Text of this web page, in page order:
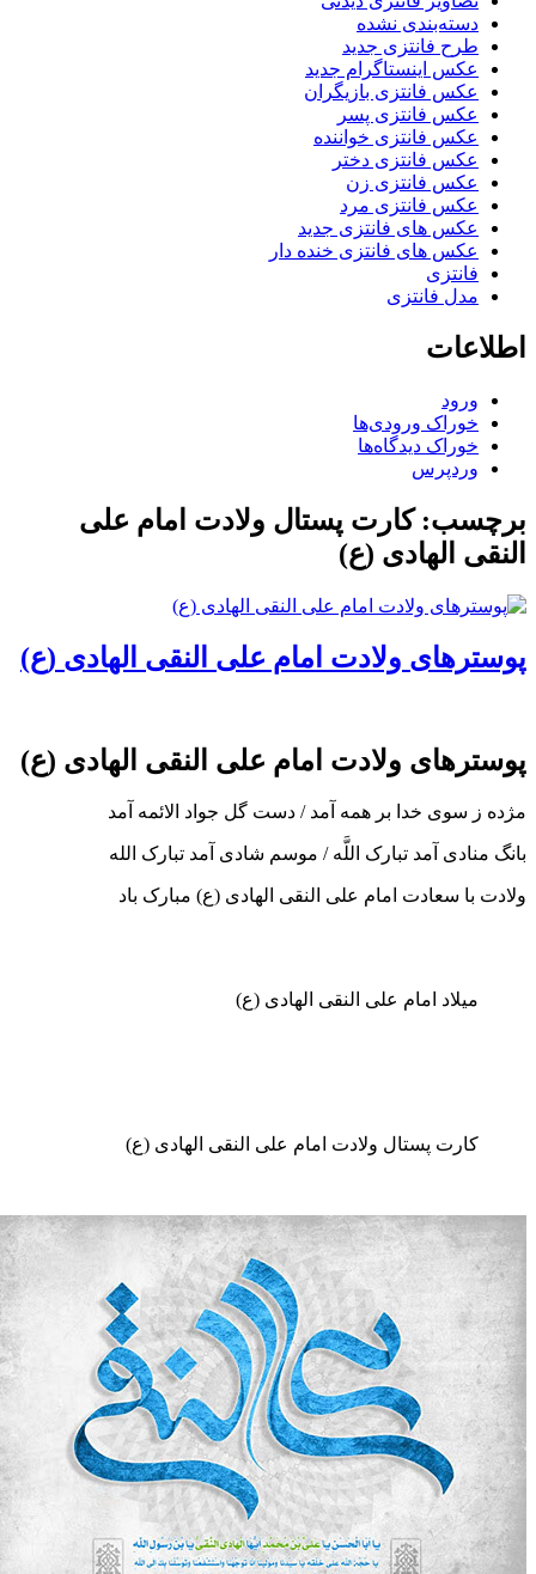
نشده
فانتزی جدید
اینستاگرام جدید
فانتزی بازیگران
فانتزی پسر
فانتزی خواننده
فانتزی دختر
فانتزی زن
فانتزی مرد
های فانتزی جدید
های فانتزی خنده دار
فانتزی
ورودی‌ها
دیدگاه‌ها
کارت پستال ولادت امام علی
الهادی (ع)
ولادت امام علی النقی الهادی (ع)
ولادت امام علی النقی الهادی (ع)
سوى خدا بر همه آمد / دست گل جواد الائمه آمد
آمد تبارک اللَّه / موسم شادى آمد تبارک الله
سعادت امام علی النقی الهادی (ع) مبارک باد
امام علی النقی الهادی (ع)
پستال ولادت امام علی النقی الهادی (ع)